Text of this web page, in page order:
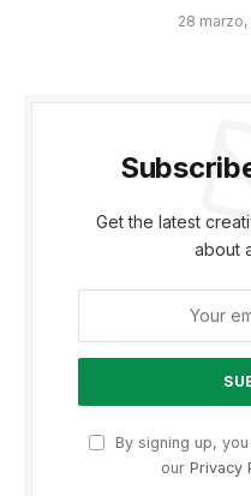
28 marzo,
Get the latest
about
By signing up,
our Privacy